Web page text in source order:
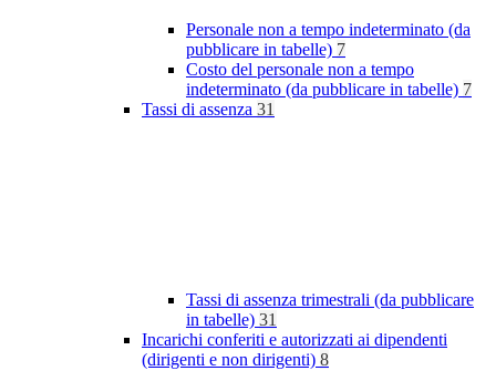
Personale non a tempo indeterminato (da
pubblicare in tabelle) 7
Costo del personale non a tempo
indeterminato (da pubblicare in tabelle) 7
Tassi di assenza 31
Tassi di assenza trimestrali (da pubblicare
in tabelle) 31
Incarichi conferiti e autorizzati ai dipendenti
(dirigenti e non dirigenti) 8